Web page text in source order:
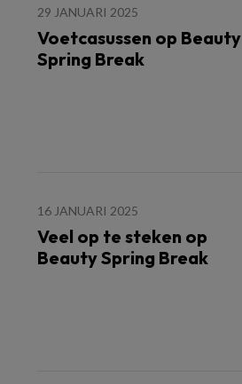
29 JANUARI 2025
Voetcasussen op Beauty
Spring Break
16 JANUARI 2025
Veel op te steken op
Beauty Spring Break